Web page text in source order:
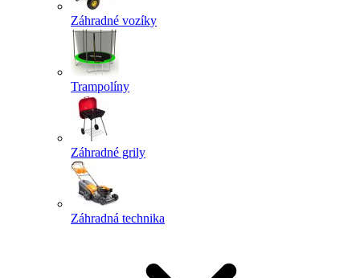
Záhradné vozíky
Trampolíny
Záhradné grily
Záhradná technika